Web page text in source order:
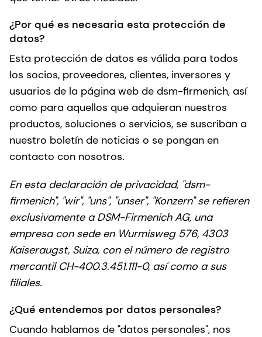
¿Por qué es necesaria esta protección de
datos?
Esta protección de datos es válida para todos
los socios, proveedores, clientes, inversores y
usuarios de la página web de dsm-firmenich, así
como para aquellos que adquieran nuestros
productos, soluciones o servicios, se suscriban a
nuestro boletín de noticias o se pongan en
contacto con nosotros.
En esta declaración de privacidad, "dsm-
firmenich", "wir", "uns", "unser", "Konzern" se refieren
exclusivamente a DSM-Firmenich AG, una
empresa con sede en Wurmisweg 576, 4303
Kaiseraugst, Suiza, con el número de registro
mercantil CH-400.3.451.111-0, así como a sus
filiales.
¿Qué entendemos por datos personales?
Cuando hablamos de "datos personales", nos